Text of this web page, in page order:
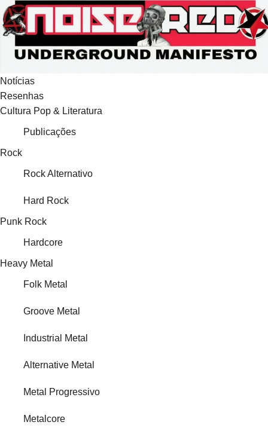
para
o
conteúdo
Notícias
Resenhas
Cultura Pop & Literatura
Publicações
Rock
Rock Alternativo
Hard Rock
Punk Rock
Hardcore
Heavy Metal
Folk Metal
Groove Metal
Industrial Metal
Alternative Metal
Metal Progressivo
Metalcore